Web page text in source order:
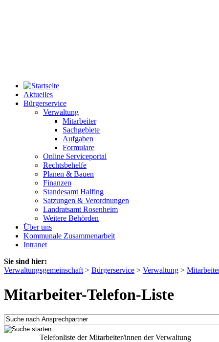
Aktuelles
Bürgerservice
Verwaltung
Mitarbeiter
Sachgebiete
Aufgaben
Formulare
Online Serviceportal
Rechtsbehelfe
Planen & Bauen
Finanzen
Standesamt Halfing
Satzungen & Verordnungen
Landratsamt Rosenheim
Weitere Behörden
Über uns
Kommunale Zusammenarbeit
Intranet
Sie sind hier:
Verwaltungsgemeinschaft > Bürgerservice > Verwaltung >
Mitarbeiter-Telefon-Liste
Telefonliste der Mitarbeiter/innen der Verwaltung